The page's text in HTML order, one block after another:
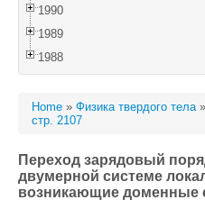
1990
1989
1988
Home » Физика твердого тела»
стр. 2107
Переход зарядовый
двумерной системе
возникающие доменные